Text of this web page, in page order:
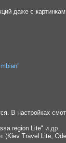
даже с
В настройках
region Lite" и др.
Travel Lite,